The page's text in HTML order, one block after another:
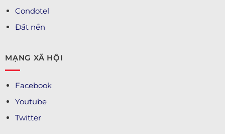
Condotel
Đất nền
MẠNG XÃ HỘI
Facebook
Youtube
Twitter